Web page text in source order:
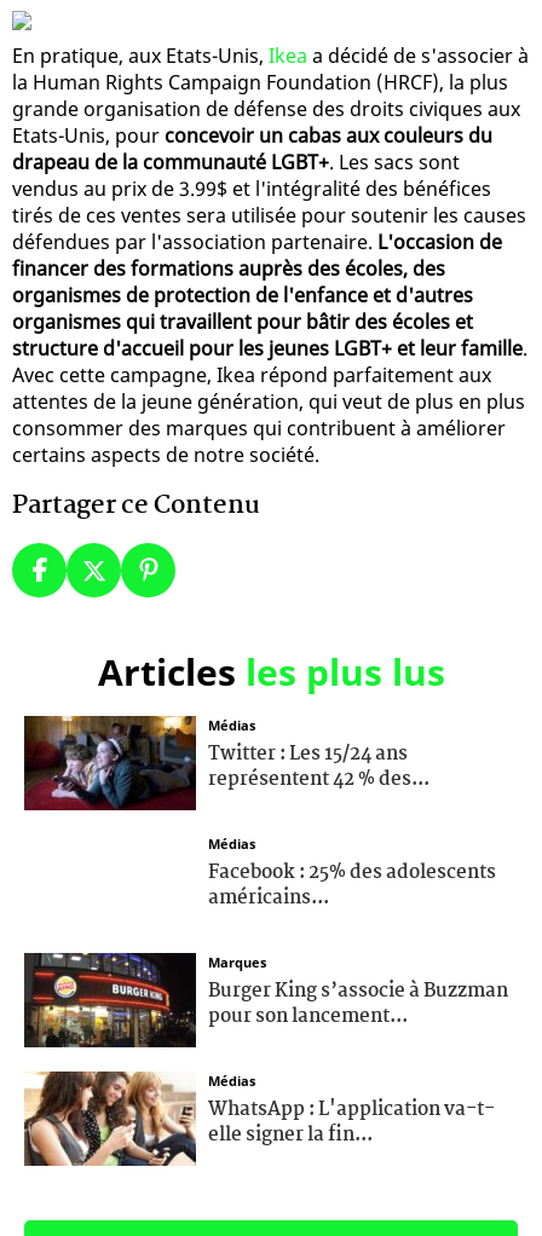
En pratique, aux Etats-Unis, Ikea a décidé de s'associer à
la Human Rights Campaign Foundation (HRCF), la plus
grande organisation de défense des droits civiques aux
Etats-Unis, pour concevoir un cabas aux couleurs du
drapeau de la communauté LGBT+. Les sacs sont
vendus au prix de 3.99$ et l'intégralité des bénéfices
tirés de ces ventes sera utilisée pour soutenir les causes
défendues par l'association partenaire. L'occasion de
financer des formations auprès des écoles, des
organismes de protection de l'enfance et d'autres
organismes qui travaillent pour bâtir des écoles et
structure d'accueil pour les jeunes LGBT+ et leur famille.
Avec cette campagne, Ikea répond parfaitement aux
attentes de la jeune génération, qui veut de plus en plus
consommer des marques qui contribuent à améliorer
certains aspects de notre société.
Partager ce Contenu
Articles les plus lus
Médias
Twitter : Les 15/24 ans
représentent 42 % des...
Médias
Facebook : 25% des adolescents
américains...
Marques
Burger King s’associe à Buzzman
pour son lancement...
Médias
WhatsApp : L'application va-t-
elle signer la fin...